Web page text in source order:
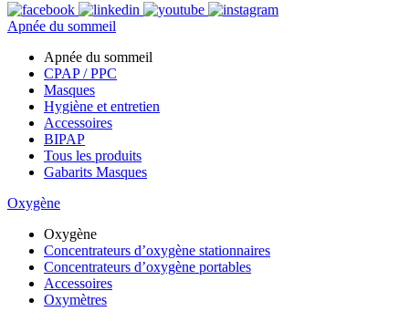
Apnée du sommeil
Apnée du sommeil
CPAP / PPC
Masques
Hygiène et entretien
Accessoires
BIPAP
Tous les produits
Gabarits Masques
Oxygène
Oxygène
Concentrateurs d’oxygène stationnaires
Concentrateurs d’oxygène portables
Accessoires
Oxymètres